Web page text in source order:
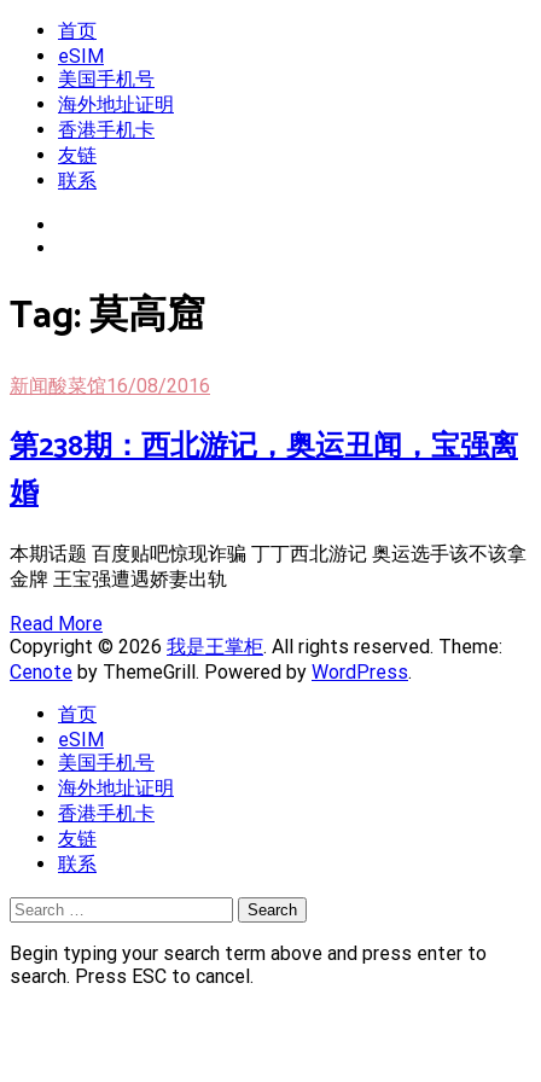
Skip
content
我是王掌柜
新闻酸菜馆|极客电台|自媒体联盟
首页
eSIM
美国手机号
海外地址证明
香港手机卡
友链
联系
Tag:莫高窟
新闻酸菜馆16/08/2016
第238期：西北游记，奥运丑闻，宝强离
婚
本期话题 百度贴吧惊现诈骗 丁丁西北游记 奥运选手该不该拿
金牌 王宝强遭遇娇妻出轨
Read More
Copyright © 2026 我是王掌柜. All rights reserved. Theme:
Cenote by ThemeGrill. Powered by WordPress.
首页
eSIM
美国手机号
海外地址证明
香港手机卡
友链
联系
Search
for:
Begin typing your search term above and press enter to
search. Press ESC to cancel.